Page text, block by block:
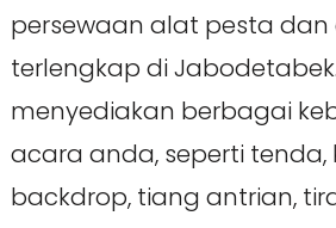
persewaan alat pesta dan
terlengkap di
menyediakan berbagai
acara anda, seperti tenda,
backdrop, tiang antrian,